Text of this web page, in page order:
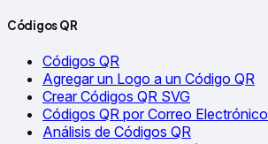
Códigos QR
Códigos QR
Agregar un Logo a un Código QR
Crear Códigos QR SVG
Códigos QR por Correo Electrónico
Análisis de Códigos QR